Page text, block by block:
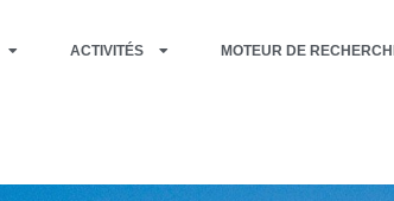
ACTIVITÉS MOTEUR DE